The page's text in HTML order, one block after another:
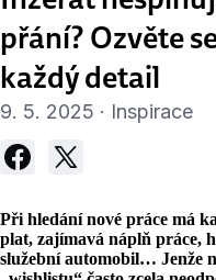
přání? Ozvěte
každý detail
9. 5. 2025 · Inspirace
Při hledání nové práce má
plat, zajímavá náplň práce,
služební automobil… Jenže